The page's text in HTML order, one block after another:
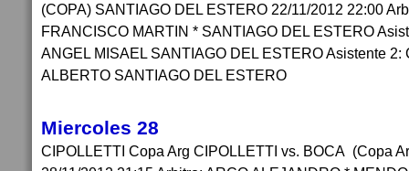
(COPA) SANTIAGO DEL ESTERO 22/11/2012 22:00
FRANCISCO MARTIN * SANTIAGO DEL ESTERO
ANGEL MISAEL SANTIAGO DEL ESTERO Asistente 2:
ALBERTO SANTIAGO DEL ESTERO
Miercoles 28
CIPOLLETTI Copa Arg CIPOLLETTI vs. BOCA (Copa